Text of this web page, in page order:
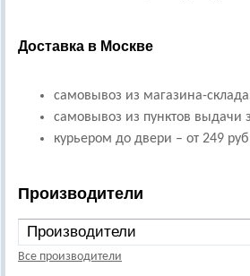
Доставка в Москве
самовывоз из магазина-
самовывоз из пунктов выдачи
курьером до двери – от 249
Производители
Все производители